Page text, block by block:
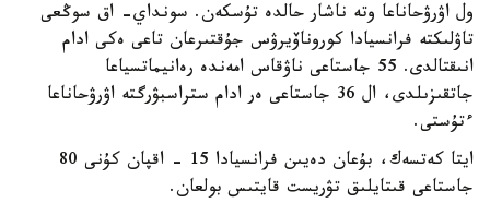
ول اۋرۋحاناعا وتە ناشار حالدە تۇسكەن. سونداي- اق سوڭعى
تاۋلىكتە فرانسيادا كوروناۆيرۋس جۇقتىرعان تاعى ەكى ادام
انىقتالدى. 55 جاستاعى ناۋقاس امەندە رەانيماتسياعا
جاتقىزىلدى، ال 36 جاستاعى ەر ادام ستراسبۋرگتە اۋرۋحاناعا
ءتۇستى.
ايتا كەتسەك، بۇعان دەيىن فرانسيادا 15 - اقپان كۇنى 80
جاستاعى قىتايلىق تۋريست قايتىس بولعان.